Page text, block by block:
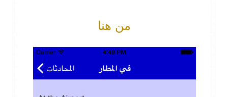
من هنا